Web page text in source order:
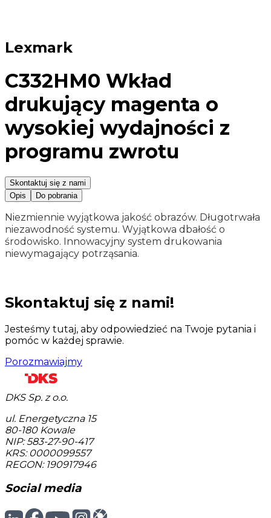
Lexmark
C332HM0 Wkład
drukujący magenta o
wysokiej wydajności z
programu zwrotu
Skontaktuj się z nami
Opis
Do pobrania
Niezmiennie wyjątkowa jakość obrazów. Długotrwała
niezawodność systemu. Wyjątkowa dbałość o
środowisko. Innowacyjny system drukowania
niewymagający potrząsania.
Skontaktuj się z nami!
Jesteśmy tutaj, aby odpowiedzieć na Twoje pytania i
pomóc w każdej sprawie.
Porozmawiajmy
DKS Sp. z o.o.
ul. Energetyczna 15
80-180 Kowale
NIP: 583-27-90-417
KRS: 0000099557
REGON: 190917946
Social media